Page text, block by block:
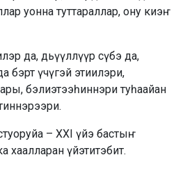
уонна туттараллар, ону киэҥ
да, дьүүллүүр сүбэ да,
бэрт үчүгэй этиилэри,
бэлиэтээһиннэри туһаайан
– XXI үйэ бастыҥ
хаалларан үйэтитэбит.